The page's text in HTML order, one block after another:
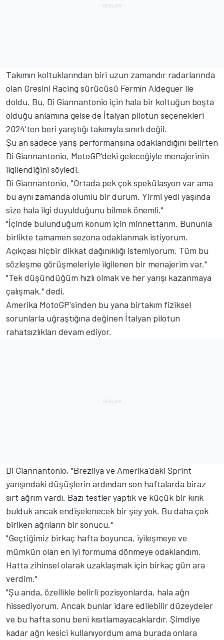
Takımın koltuklarından biri uzun zamandır radarlarında
olan Gresini Racing sürücüsü Fermín Aldeguer ile
doldu. Bu, Di Giannantonio için hala bir koltuğun boşta
olduğu anlamına gelse de İtalyan pilotun seçenekleri
2024'ten beri yarıştığı takımıyla sınırlı değil.
Şu an sadece yarış performansına odaklandığını belirten
Di Giannantonio, MotoGP'deki geleceğiyle menajerinin
ilgilendiğini söyledi.
Di Giannantonio, "Ortada pek çok spekülasyon var ama
bu aynı zamanda olumlu bir durum. Yirmi yedi yaşında
size hala ilgi duyulduğunu bilmek önemli."
"İçinde bulunduğum konum için minnettarım. Bununla
birlikte tamamen sezona odaklanmak istiyorum.
Açıkçası hiçbir dikkat dağınıklığı istemiyorum. Tüm bu
sözleşme görüşmeleriyle ilgilenen bir menajerim var."
"Tek düşündüğüm hızlı olmak ve her yarışı kazanmaya
çalışmak." dedi.
Amerika MotoGP'sinden bu yana birtakım fiziksel
sorunlarla uğraştığına değinen İtalyan pilotun
rahatsızlıkları devam ediyor.
Di Giannantonio, "Brezilya ve Amerika'daki Sprint
yarışındaki düşüşlerin ardından son haftalarda biraz
sırt ağrım vardı. Bazı testler yaptık ve küçük bir kırık
bulduk ancak endişelenecek bir şey yok. Bu daha çok
biriken ağrıların bir sonucu."
"Geçtiğimiz birkaç hafta boyunca, iyileşmeye ve
mümkün olan en iyi formuma dönmeye odaklandım.
Hatta zihinsel olarak uzaklaşmak için birkaç gün ara
verdim."
"Şu anda, özellikle belirli pozisyonlarda, hala ağrı
hissediyorum. Ancak bunlar idare edilebilir düzeydeler
ve bu hafta sonu beni kısıtlamayacaklardır. Şimdiye
kadar ağrı kesici kullanıyordum ama burada onlara